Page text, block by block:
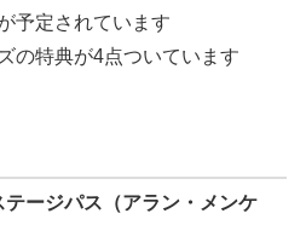
予定されています
の特典が4点ついています
ージパス（アラン・メンケ